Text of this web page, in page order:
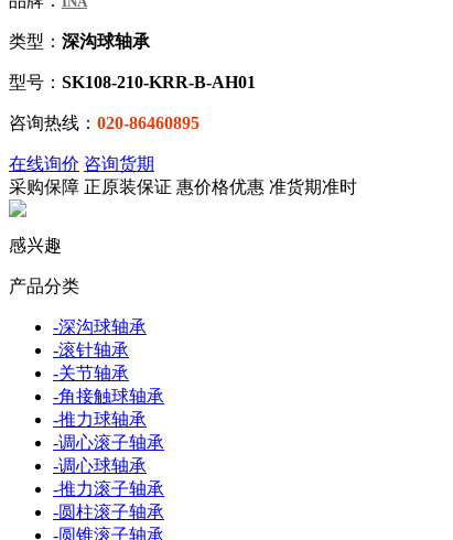
类型： 深沟球轴承
型号： SK108-210-KRR-B-AH01
咨询热线： 020-86460895
在线询价 咨询货期
采购保障 正原装保证 惠价格优惠 准货期准时
感兴趣
产品分类
-深沟球轴承
-滚针轴承
-关节轴承
-角接触球轴承
-推力球轴承
-调心滚子轴承
-调心球轴承
-推力滚子轴承
-圆柱滚子轴承
-圆锥滚子轴承